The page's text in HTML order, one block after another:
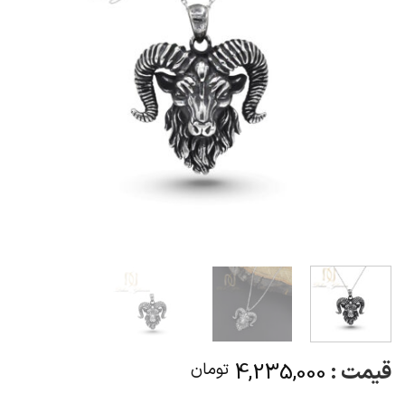
قیمت : 4,235,000 تومان